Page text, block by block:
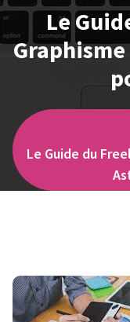
Le
Le Guide du